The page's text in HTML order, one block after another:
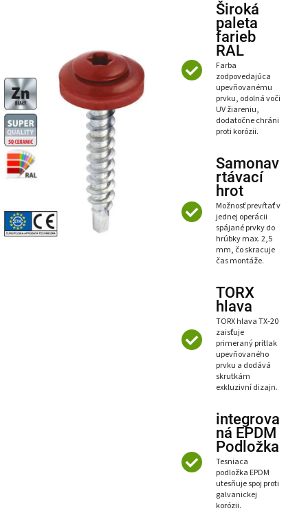
Široká
paleta
farieb
RAL
Farba
zodpovedajúca
upevňovanému
prvku, odolná voči
UV žiareniu,
dodatočne chráni
proti korózii.
Samonav
rtávací
hrot
Možnosť prevŕtať v
jednej operácii
spájané prvky do
hrúbky max. 2,5
mm, čo skracuje
čas montáže.
TORX
hlava
TORX hlava TX-20
zaisťuje
primeraný prítlak
upevňovaného
prvku a dodává
skrutkám
exkluzivní dizajn.
integrova
ná EPDM
Podložka
Tesniaca
podložka EPDM
utesňuje spoj proti
galvanickej
korózii.